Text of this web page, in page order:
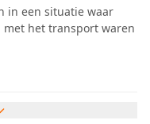
in een situatie waar
het transport waren